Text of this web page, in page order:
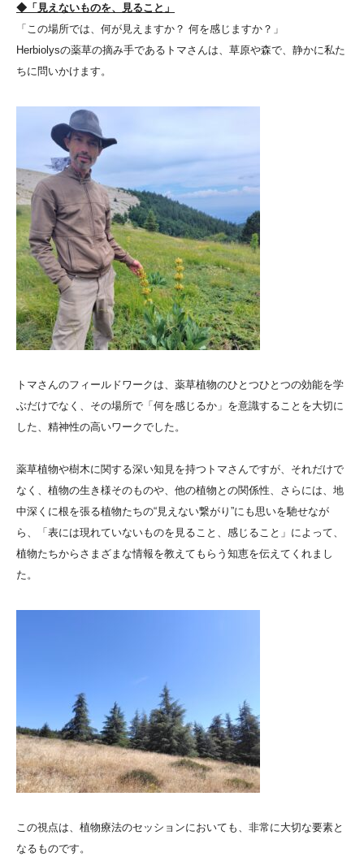
◆「見えないものを、見ること」
「この場所では、何が見えますか？ 何を感じますか？」
Herbiolysの薬草の摘み手であるトマさんは、草原や森で、静かに私た
ちに問いかけます。
トマさんのフィールドワークは、薬草植物のひとつひとつの効能を学
ぶだけでなく、その場所で「何を感じるか」を意識することを大切に
した、精神性の高いワークでした。
薬草植物や樹木に関する深い知見を持つトマさんですが、それだけで
なく、植物の生き様そのものや、他の植物との関係性、さらには、地
中深くに根を張る植物たちの“見えない繋がり”にも思いを馳せなが
ら、「表には現れていないものを見ること、感じること」によって、
植物たちからさまざまな情報を教えてもらう知恵を伝えてくれまし
た。
この視点は、植物療法のセッションにおいても、非常に大切な要素と
なるものです。